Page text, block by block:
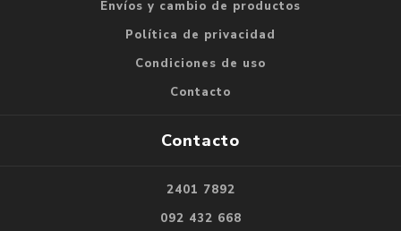
Envíos y cambio de productos
Política de privacidad
Condiciones de uso
Contacto
Contacto
2401 7892
092 432 668